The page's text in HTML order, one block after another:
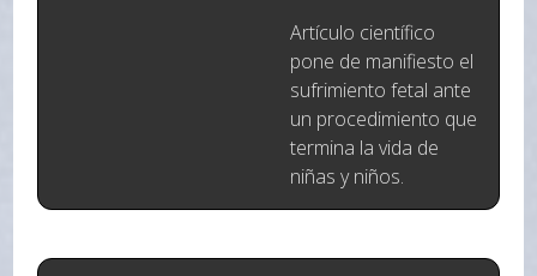
Artículo científico
pone de manifiesto el
sufrimiento fetal ante
un procedimiento que
termina la vida de
niñas y niños.